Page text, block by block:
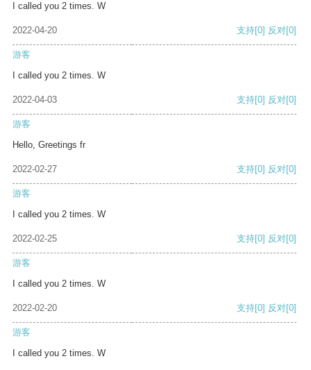
I called you 2 times. W
2022-04-20 支持[0] 反对[0]
游客
I called you 2 times. W
2022-04-03 支持[0] 反对[0]
游客
Hello, Greetings fr
2022-02-27 支持[0] 反对[0]
游客
I called you 2 times. W
2022-02-25 支持[0] 反对[0]
游客
I called you 2 times. W
2022-02-20 支持[0] 反对[0]
游客
I called you 2 times. W